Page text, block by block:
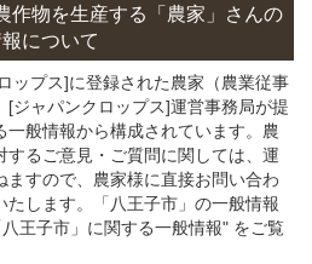
作物を生産する 「農家」さんの
について
ップス]に登録された農家（農業従事
ジャパンクロップス]運営事務局が提
般情報から構成されています。農
るご意見・ご質問に関しては、運
すので、農家様に直接お問い合わ
します。「八王子市」の一般情報
王子市」に関する一般情報" をご覧